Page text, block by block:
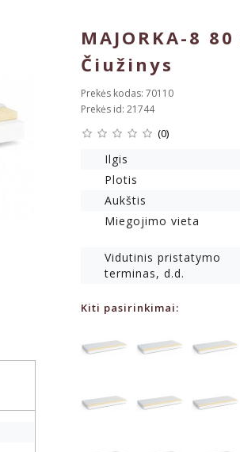
MAJORKA-8
Čiužinys
Prekės kodas: 70110
Prekės id: 21744
(0)
Ilgis
Plotis
Aukštis
Miegojimo vieta
Vidutinis pristatymo
terminas, d.d.
Kiti pasirinkimai: